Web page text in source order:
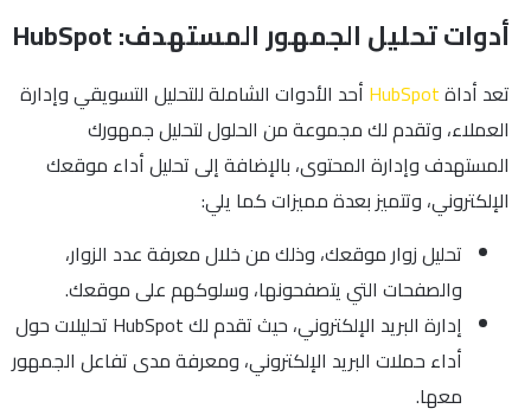
أدوات تحليل الجمهور المستهدف: HubSpot
تعد أداةHubSpot أحد الأدوات الشاملة للتحليل التسويقي وإدارة
العملاء، وتقدم لك مجموعة من الحلول لتحليل جمهورك
المستهدف وإدارة المحتوى، بالإضافة إلى تحليل أداء موقعك
الإلكتروني، وتتميز بعدة مميزات كما يلي:
تحليل زوار موقعك، وذلك من خلال معرفة عدد الزوار،
والصفحات التي يتصفحونها، وسلوكهم على موقعك.
إدارة البريد الإلكتروني، حيث تقدم لك HubSpot تحليلات حول
أداء حملات البريد الإلكتروني، ومعرفة مدى تفاعل الجمهور
معها.